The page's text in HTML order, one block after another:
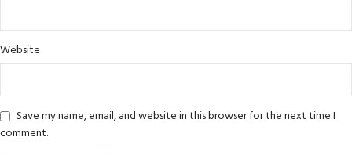
Website
Save my name, email, and website in this browser for the next time I
comment.